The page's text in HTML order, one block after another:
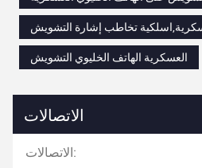
تخاطب إشارة التشويش
العسكرية الهاتف الخليوي التشويش
الاتصالات
الاتصالات: